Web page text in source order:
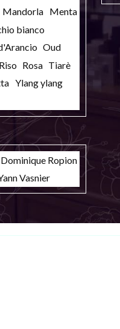
Mandorla Menta
bianco
Oud
Riso Rosa Tiarè
Ylang ylang
Dominique Ropion
Vasnier